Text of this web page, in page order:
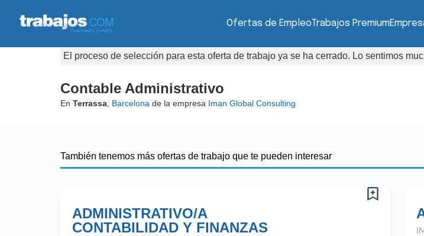
Ofertas de EmpleoTrabajos Premium
El proceso de selección para esta oferta de trabajo ya se ha cerrado. Lo sentimos
Contable Administrativo
En Terrassa Barcelona de la empresa Iman Global Consulting
También tenemos más ofertas de trabajo que te pueden interesar
ADMINISTRATIVO/A
CONTABILIDAD Y FINANZAS